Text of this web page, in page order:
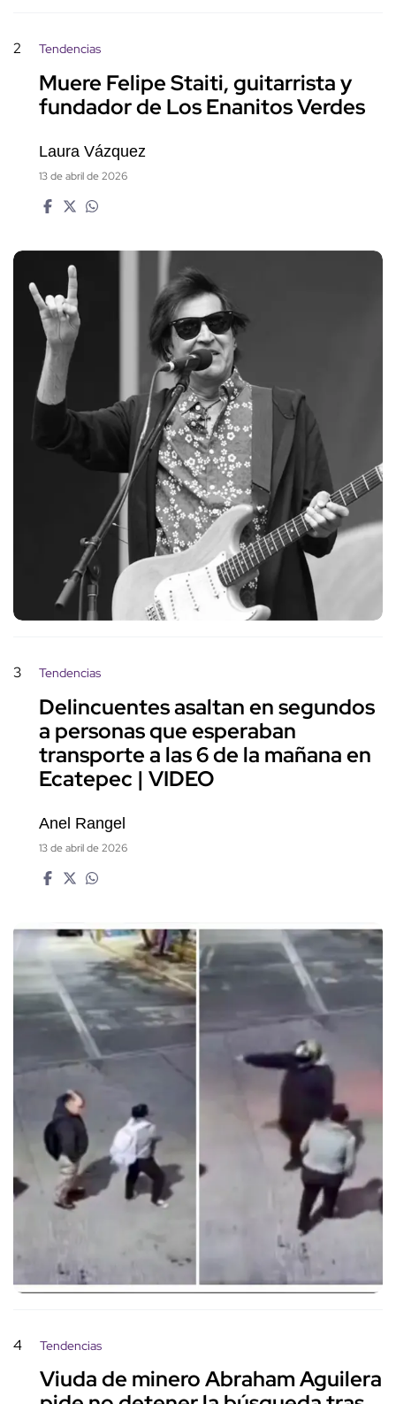
2 Tendencias
Muere Felipe Staiti, guitarrista y
fundador de Los Enanitos Verdes
Laura Vázquez
13 de abril de 2026
3 Tendencias
Delincuentes asaltan en segundos
a personas que esperaban
transporte a las 6 de la mañana en
Ecatepec | VIDEO
Anel Rangel
13 de abril de 2026
4 Tendencias
Viuda de minero Abraham Aguilera